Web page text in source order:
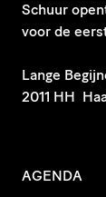
Schuur
voor de
​Lange
2011 HH
AGENDA